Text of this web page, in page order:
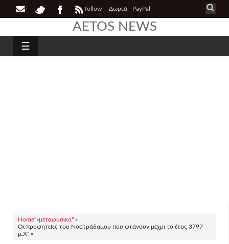
follow Δωρεά - PayPal
AETOS NEWS
☰
Home"»μεταφυσικα" »
Οι προφητείες του Νοστράδαμου που φτάνουν μέχρι το έτος 3797
μ.Χ" »